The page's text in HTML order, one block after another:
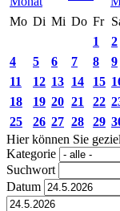
Mo Di Mi Do Fr
1
2
4
5 6 7 8 9
11
12 13 14 15
18
19 20 21 22
25
26 27 28 29
Hier können Sie
Kategorie
Suchwort
Datum